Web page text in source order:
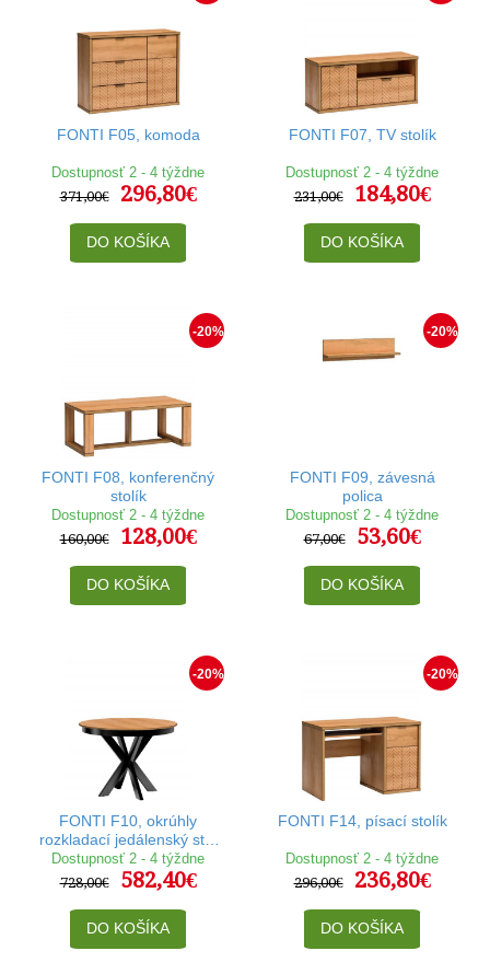
FONTI F05, komoda
Dostupnosť 2 - 4 týždne
371,00€
296,80€
DO KOŠÍKA
FONTI F07, TV stolík
Dostupnosť 2 - 4 týždne
231,00€
184,80€
DO KOŠÍKA
-20%
FONTI F08, konferenčný
stolík
Dostupnosť 2 - 4 týždne
160,00€
128,00€
DO KOŠÍKA
-20%
FONTI F09, závesná
polica
Dostupnosť 2 - 4 týždne
67,00€
53,60€
DO KOŠÍKA
-20%
FONTI F10, okrúhly
rozkladací jedálenský stôl
110-150x110 cm
Dostupnosť 2 - 4 týždne
728,00€
582,40€
DO KOŠÍKA
-20%
FONTI F14, písací stolík
Dostupnosť 2 - 4 týždne
296,00€
236,80€
DO KOŠÍKA